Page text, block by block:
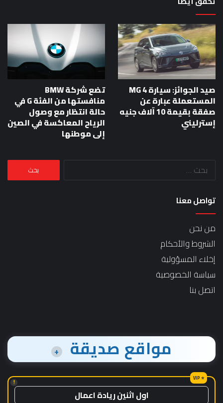
صيد الجوائز: سيارة MG 4
المستعملة عبارة عن
صفقة بقيمة 10 آلاف جنيه
إسترليني
تضع شركة BMW
منافستها من الفئة G في
حالة انتظار مع وصول
الرياح المعاكسة في الصين
إلى موطنها
البحث
تواصل معنا
من نحن
الشروط والأحكام
إخلاء المسؤولية
سياسة الخصوصية
اتصل بنا
مواقع صديقة +
!
اول اثنين ريادة اعمال